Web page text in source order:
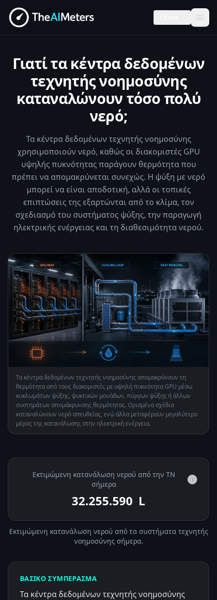
Γιατί τα κέντρα δεδομένων
τεχνητής νοημοσύνης
καταναλώνουν τόσο πολύ
νερό;
Τα κέντρα δεδομένων τεχνητής νοημοσύνης
χρησιμοποιούν νερό, καθώς οι διακομιστές GPU
υψηλής πυκνότητας παράγουν θερμότητα που
πρέπει να απομακρύνεται συνεχώς. Η ψύξη με νερό
μπορεί να είναι αποδοτική, αλλά οι τοπικές
επιπτώσεις της εξαρτώνται από το κλίμα, τον
σχεδιασμό του συστήματος ψύξης, την παραγωγή
ηλεκτρικής ενέργειας και τη διαθεσιμότητα νερού.
Τα κέντρα δεδομένων τεχνητής νοημοσύνης απομακρύνουν τη
θερμότητα από τους διακομιστές με υψηλή πυκνότητα GPU μέσω
κυκλωμάτων ψύξης, ψυκτικών μονάδων, πύργων ψύξης ή άλλων
συστημάτων απομάκρυνσης θερμότητας. Ορισμένα σχέδια
καταναλώνουν νερό απευθείας, ενώ άλλα μεταφέρουν μεγαλύτερο
μέρος της κατανάλωσης στην ηλεκτρική ενέργεια.
Εκτιμώμενη κατανάλωση νερού από την ΤΝ
σήμερα
i
32.256.443 L
Εκτιμώμενη κατανάλωση νερού από τα συστήματα τεχνητής
νοημοσύνης σήμερα.
ΒΑΣΙΚΌ ΣΥΜΠΈΡΑΣΜΑ
Τα κέντρα δεδομένων τεχνητής νοημοσύνης